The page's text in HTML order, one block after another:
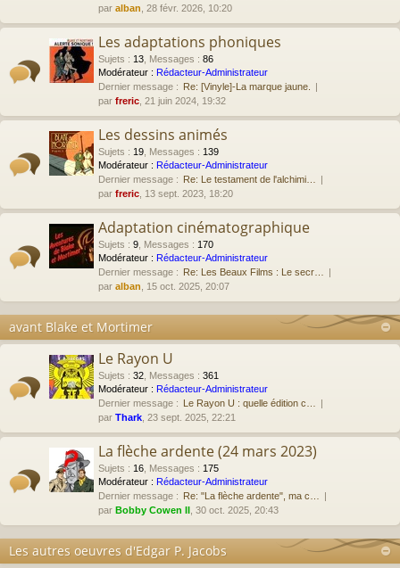
par alban , 28 févr. 2026, 10:20
Les adaptations phoniques
Sujets : 13 Messages : 86
Modérateur : Rédacteur-Administrateur
Dernier message : Re: [Vinyle]-La marque jaune.
par freric , 21 juin 2024, 19:32
Les dessins animés
Sujets : 19 Messages : 139
Modérateur : Rédacteur-Administrateur
Dernier message : Re: Le testament de l'alchimi…
par freric , 13 sept. 2023, 18:20
Adaptation cinématographique
Sujets : 9 Messages : 170
Modérateur : Rédacteur-Administrateur
Dernier message : Re: Les Beaux Films : Le secr…
par alban , 15 oct. 2025, 20:07
avant Blake et Mortimer
Le Rayon U
Sujets : 32 Messages : 361
Modérateur : Rédacteur-Administrateur
Dernier message : Le Rayon U : quelle édition c…
par Thark , 23 sept. 2025, 22:21
La flèche ardente (24 mars 2023)
Sujets : 16 Messages : 175
Modérateur : Rédacteur-Administrateur
Dernier message : Re: "La flèche ardente", ma c…
par Bobby Cowen II , 30 oct. 2025, 20:43
Les autres oeuvres d'Edgar P. Jacobs